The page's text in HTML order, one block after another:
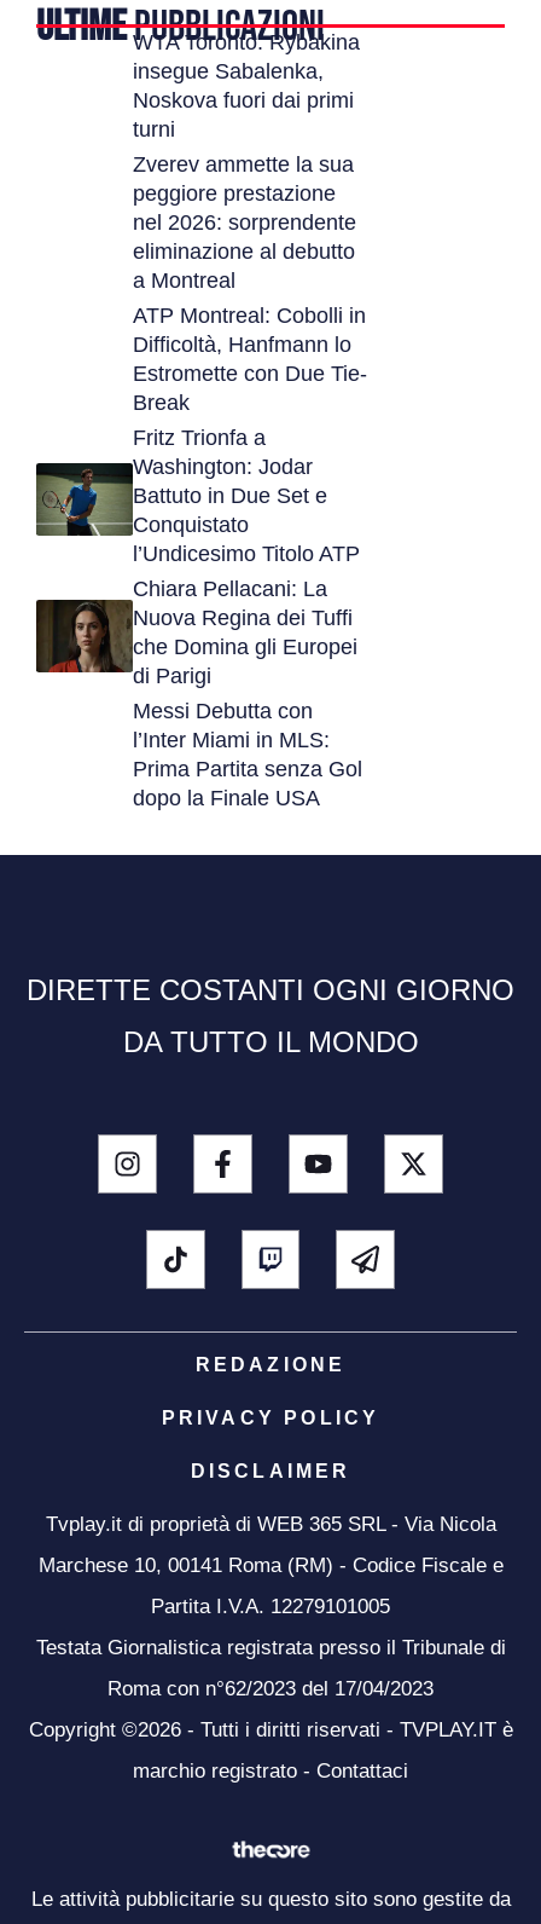
ULTIMEPUBBLICAZIONI
WTA Toronto: Rybakina
insegue Sabalenka,
Noskova fuori dai primi
turni
Zverev ammette la sua
peggiore prestazione
nel 2026: sorprendente
eliminazione al debutto
a Montreal
ATP Montreal: Cobolli in
Difficoltà, Hanfmann lo
Estromette con Due Tie-
Break
Fritz Trionfa a
Washington: Jodar
Battuto in Due Set e
Conquistato
l’Undicesimo Titolo ATP
Chiara Pellacani: La
Nuova Regina dei Tuffi
che Domina gli Europei
di Parigi
Messi Debutta con
l’Inter Miami in MLS:
Prima Partita senza Gol
dopo la Finale USA
DIRETTE COSTANTI OGNI GIORNO
DA TUTTO IL MONDO
REDAZIONE
PRIVACY POLICY
DISCLAIMER
Tvplay.it di proprietà di WEB 365 SRL - Via Nicola
Marchese 10, 00141 Roma (RM) - Codice Fiscale e
Partita I.V.A. 12279101005
Testata Giornalistica registrata presso il Tribunale di
Roma con n°62/2023 del 17/04/2023
Copyright ©2026 - Tutti i diritti riservati - TVPLAY.IT è
marchio registrato - Contattaci
Le attività pubblicitarie su questo sito sono gestite da